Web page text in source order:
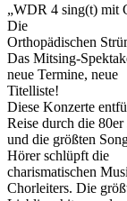
„WDR 4 sing(t) mit
Die
Orthopädischen
Das Mitsing-
neue Termine, neue
Titelliste!
Diese Konzerte
Reise durch die 80er
und die größten
Hörer schlüpft die
charismatischen
Chorleiters. Die